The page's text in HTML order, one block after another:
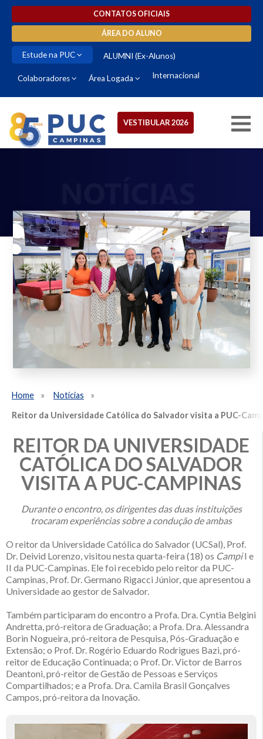
CONTATOS OFICIAIS
ÁREA DO ALUNO
Estude na PUC ALUMNI (Ex-Alunos)
Colaboradores Área Logada Internacional
VESTIBULAR 2026
Home
Notícias
Reitor da Universidade Católica do Salvador visita a PUC-
REITOR DA UNIVERSIDADE
CATÓLICA DO SALVADOR
VISITA A PUC-CAMPINAS
Durante o encontro, os dirigentes das duas instituições
trocaram experiências sobre a condução de ambas
O reitor da Universidade Católica do Salvador (UCSal), Prof.
Dr. Deivid Lorenzo, visitou nesta quarta-feira (18) os CampiI e
II da PUC-Campinas. Ele foi recebido pelo reitor da PUC-
Campinas, Prof. Dr. Germano Rigacci Júnior, que apresentou a
Universidade ao gestor de Salvador.
Também participaram do encontro a Profa. Dra. Cyntia Belgini
Andretta, pró-reitora de Graduação; a Profa. Dra. Alessandra
Borin Nogueira, pró-reitora de Pesquisa, Pós-Graduação e
Extensão; o Prof. Dr. Rogério Eduardo Rodrigues Bazi, pró-
reitor de Educação Continuada; o Prof. Dr. Victor de Barros
Deantoni, pró-reitor de Gestão de Pessoas e Serviços
Compartilhados; e a Profa. Dra. Camila Brasil Gonçalves
Campos, pró-reitora da Inovação.